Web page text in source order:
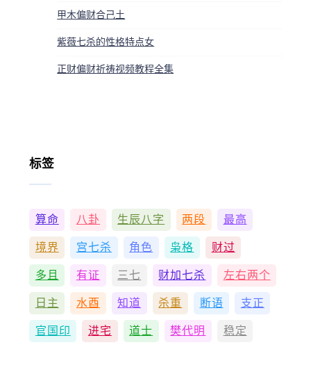
甲木偏财合己土
紫薇七杀的性格特点女
正财偏财祈祷视频教程全集
标签
算命 八卦 生辰八字 两段 最高
境界 宫七杀 角色 枭格 财过
多且 有证 三七 财加七杀 左右两个
日主 水酉 知道 杀重 断语 支正
官国印 进宅 道士 樊代明 稳定